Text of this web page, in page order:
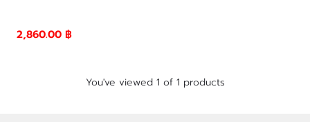
2,860.00 ฿
You've viewed 1 of 1 products